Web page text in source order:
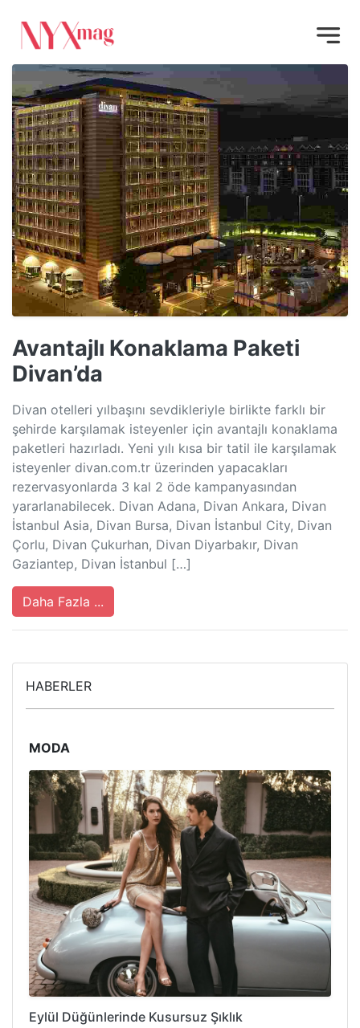
Avantajlı Konaklama Paketi
Divan’da
Divan otelleri yılbaşını sevdikleriyle birlikte farklı bir
şehirde karşılamak isteyenler için avantajlı konaklama
paketleri hazırladı. Yeni yılı kısa bir tatil ile karşılamak
isteyenler divan.com.tr üzerinden yapacakları
rezervasyonlarda 3 kal 2 öde kampanyasından
yararlanabilecek. Divan Adana, Divan Ankara, Divan
İstanbul Asia, Divan Bursa, Divan İstanbul City, Divan
Çorlu, Divan Çukurhan, Divan Diyarbakır, Divan
Gaziantep, Divan İstanbul […]
Daha Fazla ...
HABERLER
MODA
Eylül Düğünlerinde Kusursuz Şıklık